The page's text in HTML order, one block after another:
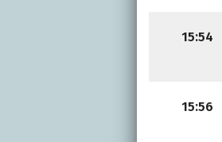
15:54
15:56